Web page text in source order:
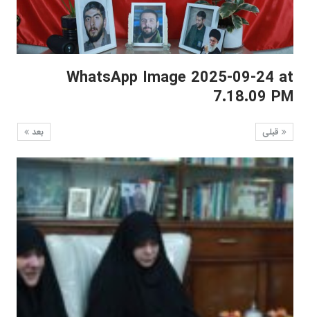
WhatsApp Image 2025-09-24 at
7.18.09 PM
بعد قبلی